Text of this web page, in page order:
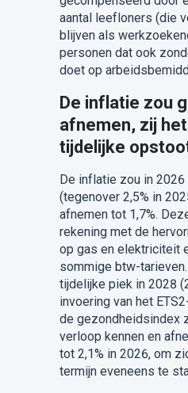
aantal leefloners (die
blijven als
personen dat ook
doet op
De inflatie zou
afnemen, zij
tijdelijke
De inflatie zou in 2026
(tegenover 2,5% in
afnemen tot 1,7%.
rekening met de
op gas en elektriciteit
sommige btw-
tijdelijke piek in 2028
invoering van het
de gezondheidsindex
verloop kennen en
tot 2,1% in 2026, om
termijn eveneens te